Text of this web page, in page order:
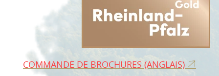
COMMANDE DE BROCHURES (ANGLAIS)